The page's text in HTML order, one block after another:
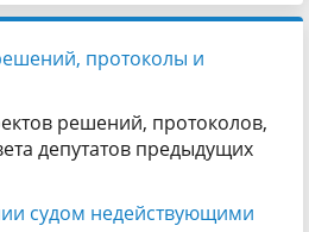
протоколы и
решений, протоколов,
депутатов предыдущих
судом недействующими